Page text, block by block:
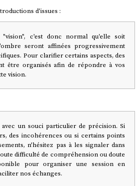
d'issues :
c'est donc normal qu'elle soit
seront affinées progressivement
Pour clarifier certains aspects, des
être organisés afin de répondre à vos
vision.
avec un souci particulier de précision. Si
des incohérences ou si certains points
n'hésitez pas à les signaler dans
difficulté de compréhension ou doute
pour organiser une session en
nos échanges.